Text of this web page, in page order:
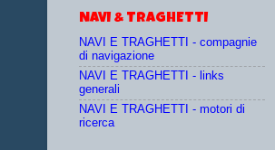
NAVI & TRAGHETTI
NAVI E TRAGHETTI - compagnie
di navigazione
NAVI E TRAGHETTI - links
generali
NAVI E TRAGHETTI - motori di
ricerca